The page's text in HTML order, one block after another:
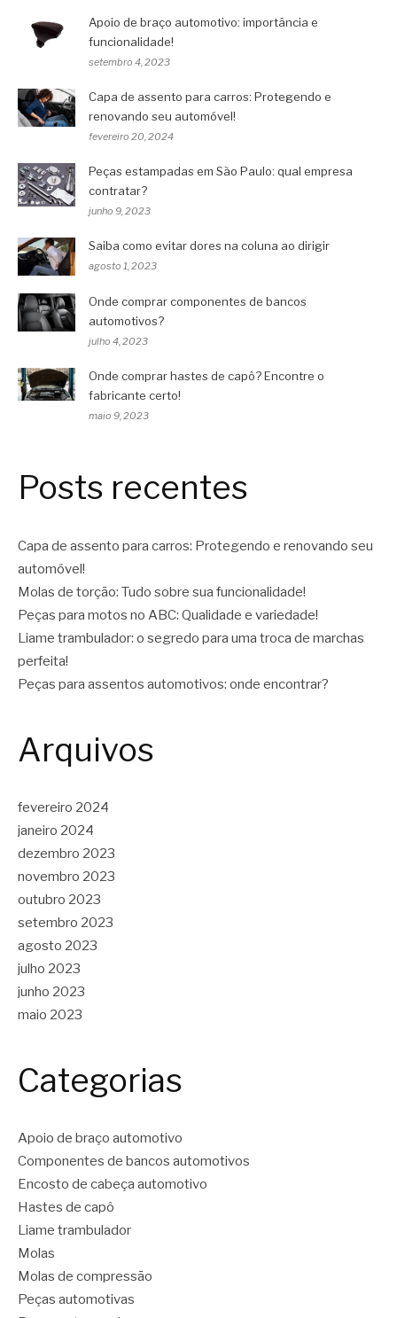
Apoio de braço automotivo: importância e
funcionalidade!
setembro 4, 2023
Capa de assento para carros: Protegendo e
renovando seu automóvel!
fevereiro 20, 2024
Peças estampadas em São Paulo: qual empresa
contratar?
junho 9, 2023
Saiba como evitar dores na coluna ao dirigir
agosto 1, 2023
Onde comprar componentes de bancos
automotivos?
julho 4, 2023
Onde comprar hastes de capô? Encontre o
fabricante certo!
maio 9, 2023
Posts recentes
Capa de assento para carros: Protegendo e renovando seu
automóvel!
Molas de torção: Tudo sobre sua funcionalidade!
Peças para motos no ABC: Qualidade e variedade!
Liame trambulador: o segredo para uma troca de marchas
perfeita!
Peças para assentos automotivos: onde encontrar?
Arquivos
fevereiro 2024
janeiro 2024
dezembro 2023
novembro 2023
outubro 2023
setembro 2023
agosto 2023
julho 2023
junho 2023
maio 2023
Categorias
Apoio de braço automotivo
Componentes de bancos automotivos
Encosto de cabeça automotivo
Hastes de capô
Liame trambulador
Molas
Molas de compressão
Peças automotivas